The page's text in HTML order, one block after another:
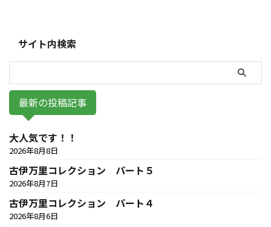
サイト内検索
最新の投稿記事
大人気です！！
2026年8月8日
古伊万里コレクション パート５
2026年8月7日
古伊万里コレクション パート４
2026年8月6日